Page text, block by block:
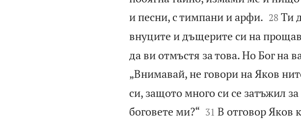
и песни, с тимпани и арфи.
28 Ти
внуците и дъщерите си на
да ви отмъстя за това. Но Бог
„Внимавай, не говори на Яков
си, защото много си се затъжил
боговете ми?“
31 В отговор Яков